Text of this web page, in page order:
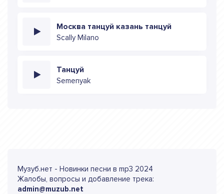
Москва танцуй казань танцуй
Scally Milano
Танцуй
Semenyak
Музуб.нет - Новинки песни в mp3 2024
Жалобы, вопросы и добавление трека:
admin@muzub.net